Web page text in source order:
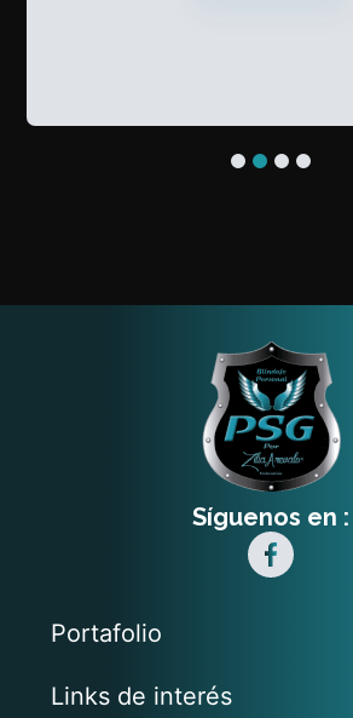
4
Síguenos en :
Portafolio
Links de interés